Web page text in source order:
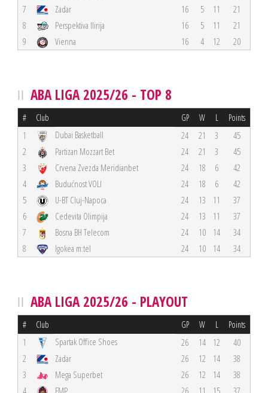
7
Zadar 16 5 11
21
8
Perspektiva Ilirija 16 5 11
21
9
Vienna 16 4 12 20
ABA LIGA 2025/26 - TOP 8
# Club GP W L Points
1 Dubai Basketball 24 21 3
45
2
Partizan Mozzart Bet 24 21 3
45
3
Crvena Zvezda Meridianbet 24 18 6
42
4
Budućnost VOLI 24 18 6
42
5
U-BT Cluj-Napoca 24 13 11
37
6
Cedevita Olimpija 24 13 11
37
7
Bosna BH Telecom 24 10 14
34
8
Igokea m:tel 24 10 14 34
ABA LIGA 2025/26 - PLAYOUT
# Club GP W L Points
1 Spartak Office Shoes 26 14 12
40
2
Zadar 26 12 14
38
3
Mega Superbet 26 12 14
38